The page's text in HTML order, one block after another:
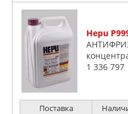
Hepu
1 336 797
Поставка